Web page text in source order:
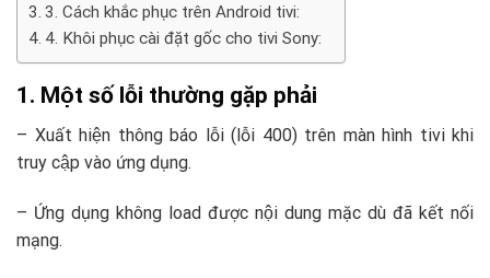
3. Cách khắc phục trên Android tivi:
4. Khôi phục cài đặt gốc cho tivi Sony:
1. Một số lỗi thường gặp phải
– Xuất hiện thông báo lỗi (lỗi 400) trên màn hình tivi khi
truy cập vào ứng dụng.
– Ứng dụng không load được nội dung mặc dù đã kết nối
mạng.